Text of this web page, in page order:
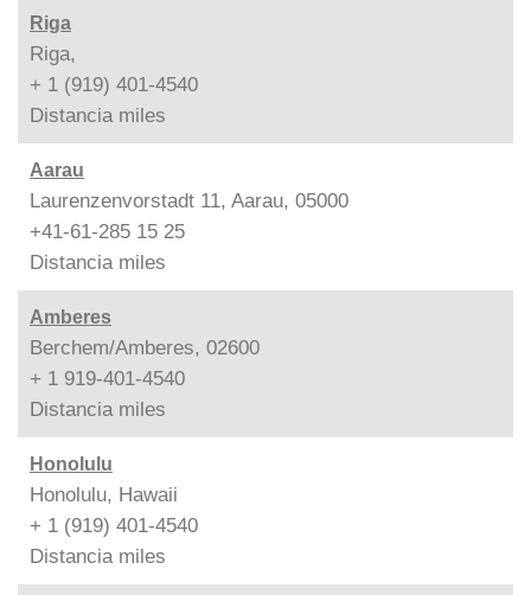
Riga
Riga,
+ 1 (919) 401-4540
Distancia miles
Aarau
Laurenzenvorstadt 11, Aarau, 05000
+41-61-285 15 25
Distancia miles
Amberes
Berchem/Amberes, 02600
+ 1 919-401-4540
Distancia miles
Honolulu
Honolulu, Hawaii
+ 1 (919) 401-4540
Distancia miles